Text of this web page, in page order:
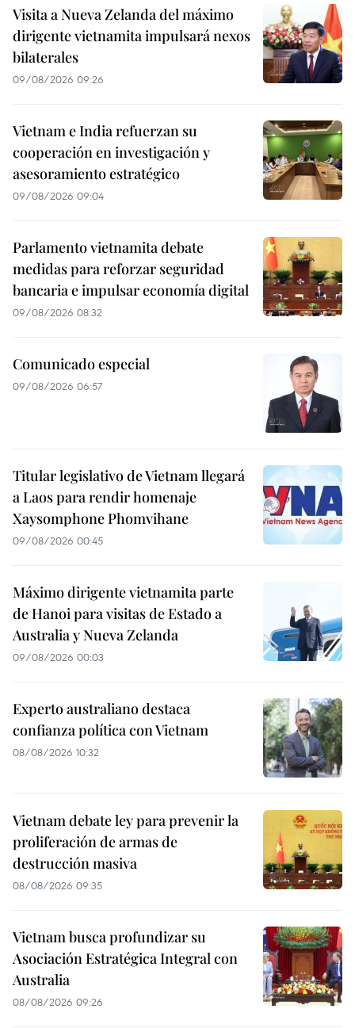
Visita a Nueva Zelanda del máximo
dirigente vietnamita impulsará nexos
bilaterales
09/08/2026 09:26
Vietnam e India refuerzan su
cooperación en investigación y
asesoramiento estratégico
09/08/2026 09:04
Parlamento vietnamita debate
medidas para reforzar seguridad
bancaria e impulsar economía digital
09/08/2026 08:32
Comunicado especial
09/08/2026 06:57
Titular legislativo de Vietnam llegará
a Laos para rendir homenaje
Xaysomphone Phomvihane
09/08/2026 00:45
Máximo dirigente vietnamita parte
de Hanoi para visitas de Estado a
Australia y Nueva Zelanda
09/08/2026 00:03
Experto australiano destaca
confianza política con Vietnam
08/08/2026 10:32
Vietnam debate ley para prevenir la
proliferación de armas de
destrucción masiva
08/08/2026 09:35
Vietnam busca profundizar su
Asociación Estratégica Integral con
Australia
08/08/2026 09:26